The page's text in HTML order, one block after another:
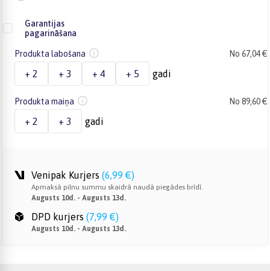
Garantijas
pagarināšana
Produkta labošana No 67,04 €
+ 2 + 3 + 4 + 5 gadi
Produkta maiņa No 89,60 €
+ 2 + 3 gadi
Venipak Kurjers (6,99 €)
Apmaksā pilnu summu skaidrā naudā piegādes brīdī.
Augusts 10d. - Augusts 13d.
DPD kurjers (7,99 €)
Augusts 10d. - Augusts 13d.